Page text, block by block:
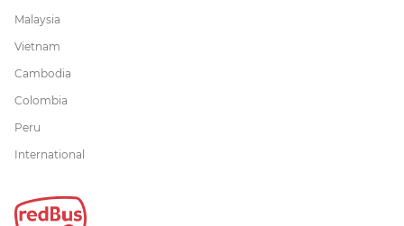
Malaysia
Vietnam
Cambodia
Colombia
Peru
International